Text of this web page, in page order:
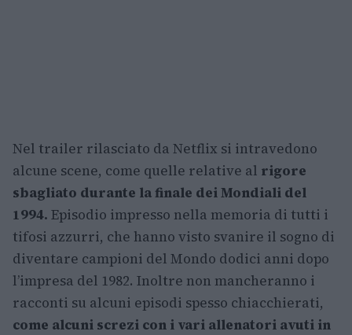
Nel trailer rilasciato da Netflix si intravedono
alcune scene, come quelle relative al rigore
sbagliato durante la finale dei Mondiali del
1994. Episodio impresso nella memoria di tutti i
tifosi azzurri, che hanno visto svanire il sogno di
diventare campioni del Mondo dodici anni dopo
l’impresa del 1982. Inoltre non mancheranno i
racconti su alcuni episodi spesso chiacchierati,
come alcuni screzi con i vari allenatori avuti in